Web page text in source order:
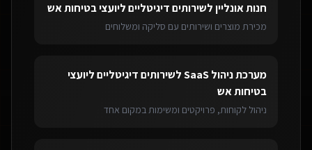
חנות אונלייןלשירותים דיגיטליים ליועצי בטיחות אש
מכירת מוצרים ושירותים עם סליקה ומשלוחים
מערכת ניהול SaaS לשירותים דיגיטליים ליועצי
בטיחות אש
ניהול לקוחות, פרויקטים ומשימות במקום אחד